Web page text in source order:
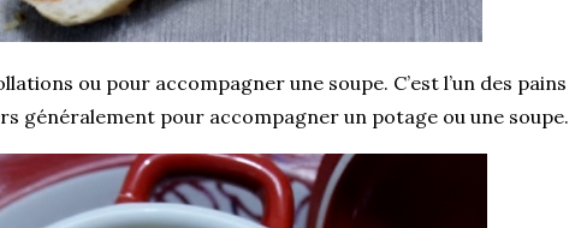
ou pour accompagner une soupe. C’est l’un des pains
généralement pour accompagner un potage ou une soupe.